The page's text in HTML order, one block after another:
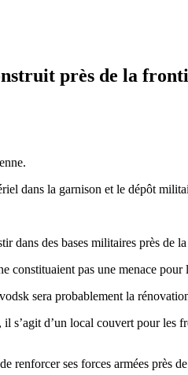
près de la
dans la garnison et le dépôt
des bases militaires près de
constituaient pas une menace pour
sera probablement la
d’un local couvert pour les
renforcer ses forces armées près